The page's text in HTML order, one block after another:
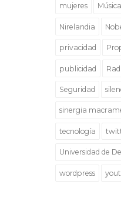
mujeres Música
Nirelandia
privacidad
publicidad
Seguridad
sinergia
tecnología
Universidad de
wordpress